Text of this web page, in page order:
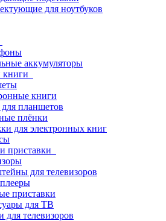
для ноутбуков
аккумуляторы
книги
планшетов
плёнки
для электронных книг
приставки
для телевизоров
приставки
для ТВ
для телевизоров